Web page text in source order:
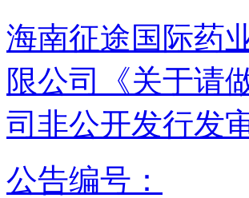
海南征途国际药
限公司《关于请
司非公开发行发
公告编号：